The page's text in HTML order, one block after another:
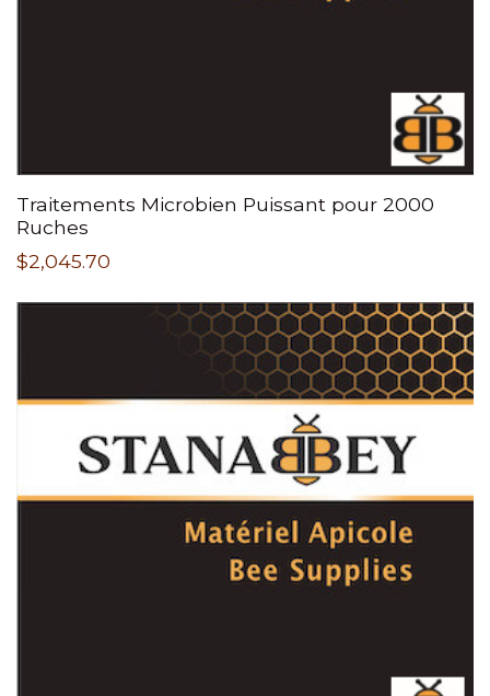
Traitements Microbien Puissant pour 2000
Ruches
$2,045.70